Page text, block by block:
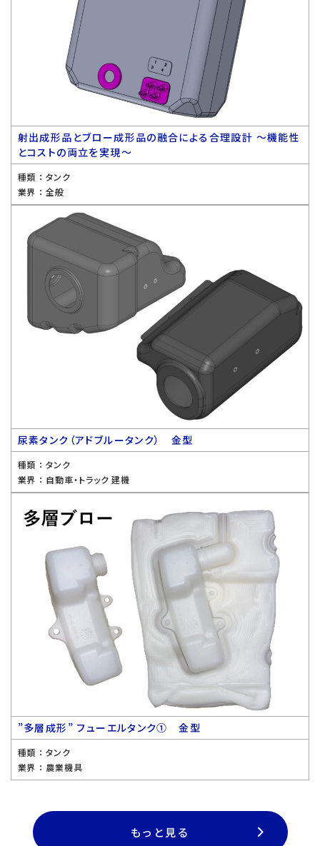
射出成形品とブロー成形品の融合による合理設計 〜機能性
とコストの両立を実現〜
種類 ： タンク
業界 ： 全般
尿素タンク（アドブルータンク） 金型
種類 ： タンク
業界 ： 自動車・トラック 建機
”多層成形” フューエルタンク① 金型
種類 ： タンク
業界 ： 農業機具
もっと見る